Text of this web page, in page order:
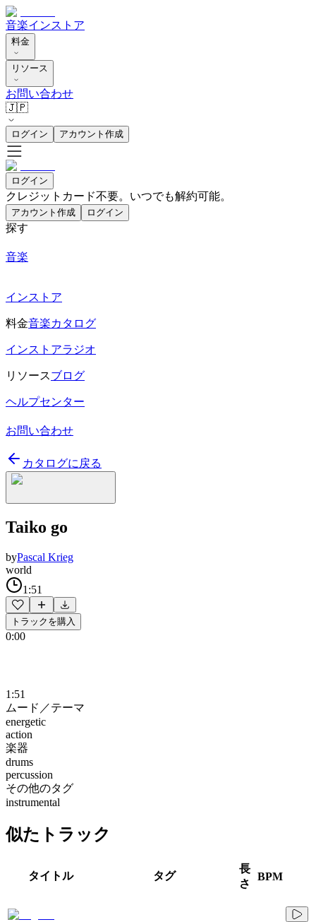
音楽インストア
料金
リソース
お問い合わせ
🇯🇵
ログイン アカウント作成
ログイン
クレジットカード不要。いつでも解約可能。
アカウント作成 ログイン
探す
音楽
インストア
料金音楽カタログ
インストアラジオ
リソースブログ
ヘルプセンター
お問い合わせ
カタログに戻る
Taiko go
byPascal Krieg
world
1:51
トラックを購入
0:00
1:51
ムード／テーマ
energetic
action
楽器
drums
percussion
その他のタグ
instrumental
似たトラック
タイトル タグ
長
さ
BPM